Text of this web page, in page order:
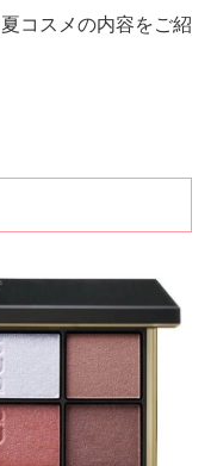
コスメの内容をご紹